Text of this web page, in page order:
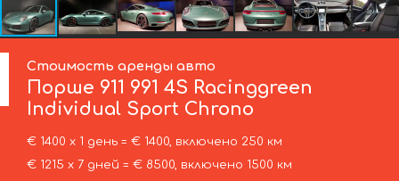
Стоимость аренды авто
Порше 911 991 4S Racinggreen
Individual Sport Chrono
€ 1400 х 1 день = € 1400, включено 250 км
€ 1215 х 7 дней = € 8500, включено 1500 км